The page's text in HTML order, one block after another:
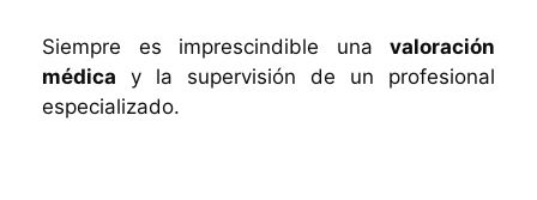
Siempre es imprescindible una valoración
médica y la supervisión de un profesional
especializado.